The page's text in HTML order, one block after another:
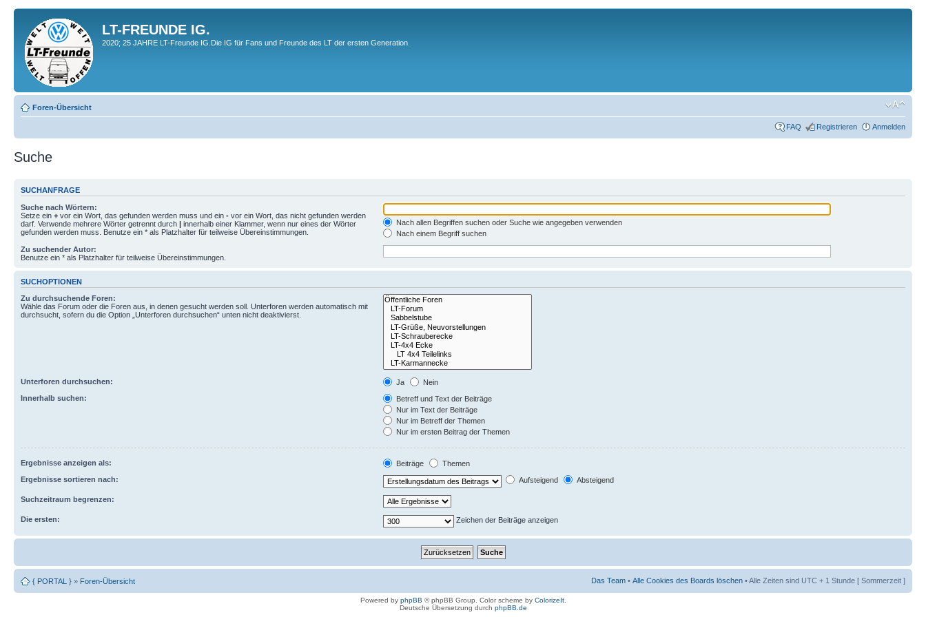
LT-FREUNDE IG.
2020; 25 JAHRE LT-Freunde IG.Die IG für Fans und Freunde des LT der ersten Generation.
Foren-Übersicht
FAQ Registrieren Anmelden
Suche
SUCHANFRAGE
Suche nach Wörtern:
Setze ein + vor ein Wort, das gefunden werden muss und ein - vor ein Wort, das nicht gefunden werden
darf. Verwende mehrere Wörter getrennt durch | innerhalb einer Klammer, wenn nur eines der Wörter
gefunden werden muss. Benutze ein * als Platzhalter für teilweise Übereinstimmungen.
Nach allen Begriffen suchen oder Suche wie angegeben verwenden
Nach einem Begriff suchen
Zu suchender Autor:
Benutze ein * als Platzhalter für teilweise Übereinstimmungen.
SUCHOPTIONEN
Zu durchsuchende Foren:
Wähle das Forum oder die Foren aus, in denen gesucht werden soll. Unterforen werden automatisch mit
durchsucht, sofern du die Option „Unterforen durchsuchen“ unten nicht deaktivierst.
Unterforen durchsuchen: Ja
Nein
Innerhalb suchen:
Betreff und Text der Beiträge
Nur im Text der Beiträge
Nur im Betreff der Themen
Nur im ersten Beitrag der Themen
Ergebnisse anzeigen als: Beiträge
Themen
Ergebnisse sortieren nach:
Aufsteigend Absteigend
Suchzeitraum begrenzen:
Die ersten: Zeichen der Beiträge anzeigen
{ PORTAL } » Foren-Übersicht Das Team • Alle Cookies des Boards löschen • Alle Zeiten sind UTC + 1 Stunde [ Sommerzeit ]
Powered by phpBB © phpBB Group. Color scheme by ColorizeIt.
Deutsche Übersetzung durch phpBB.de